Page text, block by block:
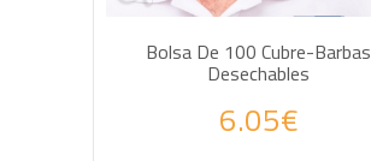
Bolsa De 100 Cubre-Barbas
Desechables
6.05€